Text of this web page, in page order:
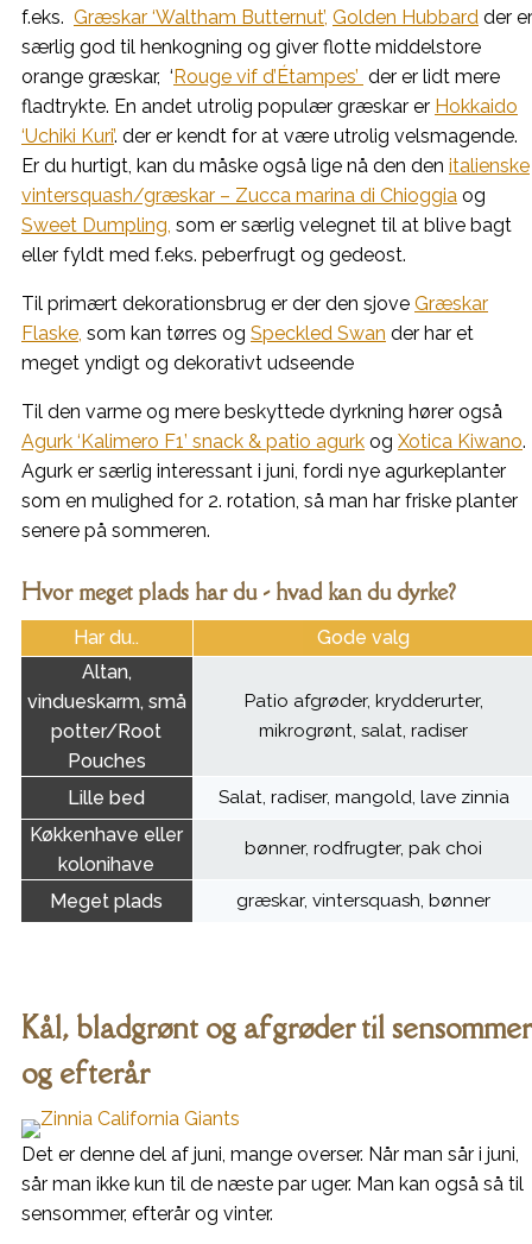
f.eks. Græskar ‘Waltham Butternut’, Golden Hubbard der er
særlig god til henkogning og giver flotte middelstore
orange græskar, ‘Rouge vif d’Étampes’ der er lidt mere
fladtrykte. En andet utrolig populær græskar er Hokkaido
‘Uchiki Kuri’. der er kendt for at være utrolig velsmagende.
Er du hurtigt, kan du måske også lige nå den den italienske
vintersquash/græskar – Zucca marina di Chioggia og
Sweet Dumpling, som er særlig velegnet til at blive bagt
eller fyldt med f.eks. peberfrugt og gedeost.
Til primært dekorationsbrug er der den sjove Græskar
Flaske, som kan tørres og Speckled Swan der har et
meget yndigt og dekorativt udseende
Til den varme og mere beskyttede dyrkning hører også
Agurk ‘Kalimero F1’ snack & patio agurk og Xotica Kiwano.
Agurk er særlig interessant i juni, fordi nye agurkeplanter
som en mulighed for 2. rotation, så man har friske planter
senere på sommeren.
Hvor meget plads har du - hvad kan du dyrke?
Har du..
Gode valg
Altan,
vindueskarm, små
potter/Root
Pouches
Patio afgrøder, krydderurter,
mikrogrønt, salat, radiser
Lille bed Salat, radiser, mangold, lave zinnia
Køkkenhave eller
kolonihave
bønner, rodfrugter, pak choi
Meget plads græskar, vintersquash, bønner
Kål, bladgrønt og afgrøder til sensommer
og efterår
Det er denne del af juni, mange overser. Når man sår i juni,
sår man ikke kun til de næste par uger. Man kan også så til
sensommer, efterår og vinter.